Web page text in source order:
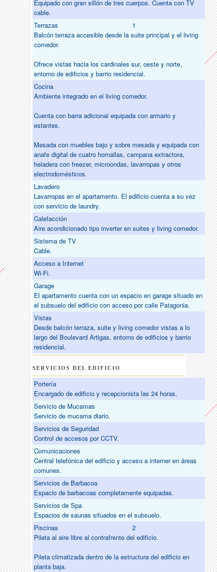
Equipado con gran sillón de tres cuerpos. Cuenta con TV
cable.
Terrazas
1
Balcón terraza accesible desde la suite principal y el living
comedor.
Ofrece vistas hacia los cardinales sur, oeste y norte,
entorno de edificios y barrio residencial.
Cocina
Ambiente integrado en el living comedor.
Cuenta con barra adicional equipada con armario y
estantes.
Mesada con muebles bajo y sobre mesada y equipada con
anafe digital de cuatro hornallas, campana extractora,
heladera con freezer, microondas, lavarropas y otros
electrodomésticos.
Lavadero
Lavarropas en el apartamento. El edificio cuenta a su vez
con servicio de laundry.
Calefacción
Aire acondicionado tipo inverter en suites y living comedor.
Sistema de TV
Cable.
Acceso a Internet
Wi-Fi.
Garage
El apartamento cuenta con un espacio en garage situado en
el subsuelo del edificio con acceso por calle Patagonia.
Vistas
Desde balcón terraza, suite y living comedor vistas a lo
largo del Boulevard Artigas, entorno de edificios y barrio
residencial.
SERVICIOS DEL EDIFICIO
Portería
Encargado de edificio y recepcionista las 24 horas.
Servicio de Mucamas
Servicio de mucama diario.
Servicios de Seguridad
Control de accesos por CCTV.
Comunicaciones
Central telefónica del edificio y acceso a interner en áreas
comunes.
Servicios de Barbacoa
Espacio de barbacoas completamente equipadas.
Servicios de Spa
Espacios de saunas situados en el subsuelo.
Piscinas
2
Pileta al aire libre al contrafrente del edificio.
Pileta climatizada dentro de la estructura del edificio en
planta baja.